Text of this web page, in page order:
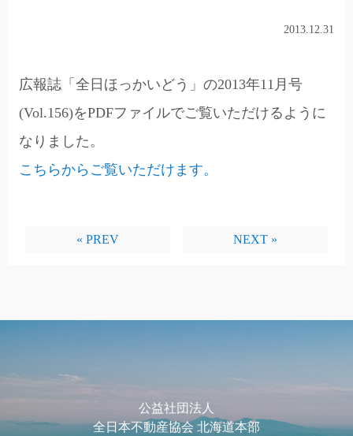
2013.12.31
広報誌「全日ほっかいどう」の2013年11月号
(Vol.156)をPDFファイルでご覧いただけるように
なりました。
こちらからご覧いただけます。
« PREV NEXT »
公益社団法人
全日本不動産協会 北海道本部